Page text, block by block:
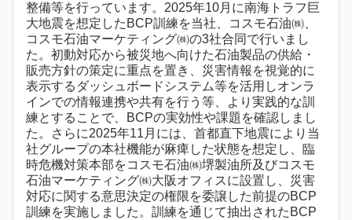
整備等を行っています。2025年10月に南海トラフ巨
大地震を想定したBCP訓練を当社、コスモ石油㈱、
コスモ石油マーケティング㈱の3社合同で行いまし
た。初動対応から被災地へ向けた石油製品の供給・
販売方針の策定に重点を置き、災害情報を視覚的に
表示するダッシュボードシステム等を活用しオンラ
インでの情報連携や共有を行う等、より実践的な訓
練とすることで、BCPの実効性や課題を確認しまし
た。さらに2025年11月には、首都直下地震により当
社グループの本社機能が麻痺した状態を想定し、臨
時危機対策本部をコスモ石油㈱堺製油所及びコスモ
石油マーケティング㈱大阪オフィスに設置し、災害
対応に関する意思決定の権限を委譲した前提のBCP
訓練を実施しました。訓練を通じて抽出されたBCP